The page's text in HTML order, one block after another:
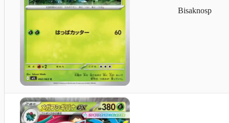
Bisaknosp